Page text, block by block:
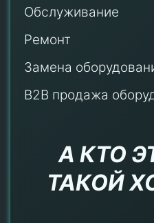
Обслуживание
Ремонт
Замена
B2B продажа
А КТО
ТАКОЙ